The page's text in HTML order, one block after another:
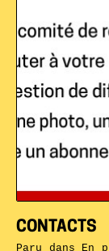
CONTACTS
Paru dans En